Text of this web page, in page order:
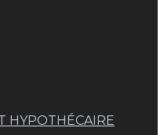
HYPOTHÉCAIRE